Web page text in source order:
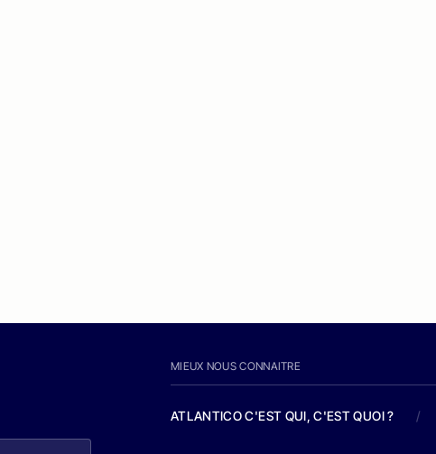
MIEUX NOUS CONNAITRE
ATLANTICO C'EST QUI, C'EST QUOI ? /